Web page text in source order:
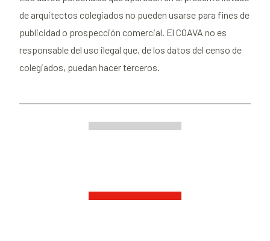
de arquitectos colegiados no pueden usarse para fines de
publicidad o prospección comercial. El COAVA no es
responsable del uso ilegal que, de los datos del censo de
colegiados, puedan hacer terceros.